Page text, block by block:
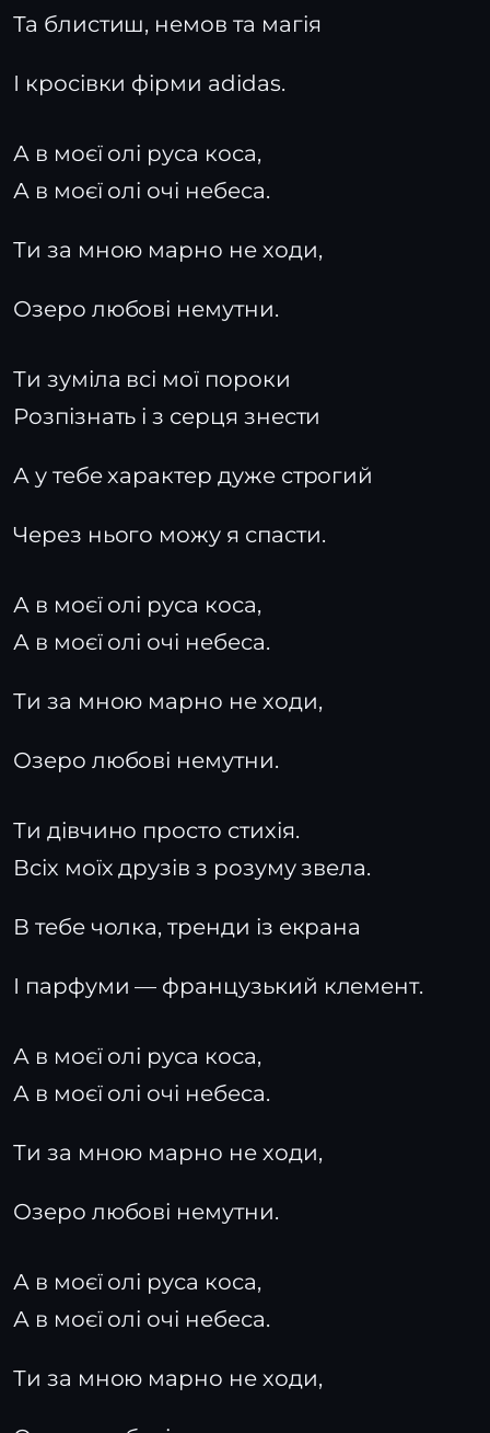
Та блистиш, немов та магія
І кросівки фірми adidas.
А в моєї олі руса коса,
А в моєї олі очі небеса.
Ти за мною марно не ходи,
Озеро любові немутни.
Ти зуміла всі мої пороки
Розпізнать і з серця знести
А у тебе характер дуже строгий
Через нього можу я спасти.
А в моєї олі руса коса,
А в моєї олі очі небеса.
Ти за мною марно не ходи,
Озеро любові немутни.
Ти дівчино просто стихія.
Всіх моїх друзів з розуму звела.
В тебе чолка, тренди із екрана
І парфуми — французький клемент.
А в моєї олі руса коса,
А в моєї олі очі небеса.
Ти за мною марно не ходи,
Озеро любові немутни.
А в моєї олі руса коса,
А в моєї олі очі небеса.
Ти за мною марно не ходи,